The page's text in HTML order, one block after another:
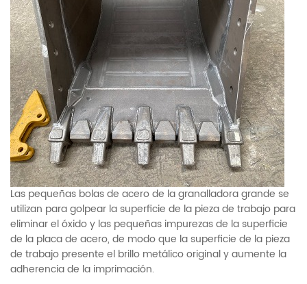
Las pequeñas bolas de acero de la granalladora grande se
utilizan para golpear la superficie de la pieza de trabajo para
eliminar el óxido y las pequeñas impurezas de la superficie
de la placa de acero, de modo que la superficie de la pieza
de trabajo presente el brillo metálico original y aumente la
adherencia de la imprimación.